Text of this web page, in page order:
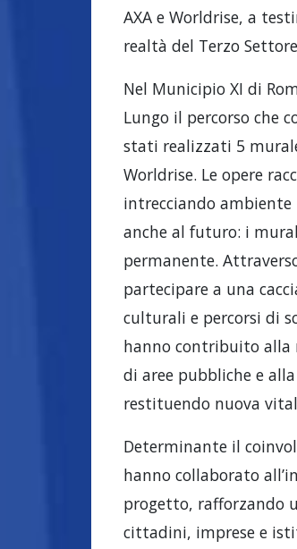
AXA e Worldrise, a
realtà del Terzo
Nel Municipio XI di
Lungo il percorso che
stati realizzati 5
Worldrise. Le opere
intrecciando
anche al futuro: i
permanente.
partecipare a una
culturali e percorsi di
hanno contribuito alla
di aree pubbliche e
restituendo nuova
Determinante il
hanno collaborato
progetto, rafforzando
cittadini, imprese e